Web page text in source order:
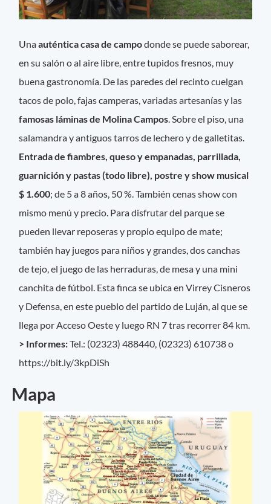
Unaauténtica casa de campodonde se puede saborear,
en su salón o al aire libre, entre tupidos fresnos, muy
buena gastronomía. De las paredes del recinto cuelgan
tacos de polo, fajas camperas, variadas artesanías y las
famosas láminas de Molina Campos . Sobre el piso, una
salamandra y antiguos tarros de lechero y de galletitas.
Entrada de fiambres, queso y empanadas, parrillada,
guarnición y pastas (todo libre), postre y show musical
$ 1.600; de 5 a 8 años, 50 %. También cenas show con
mismo menú y precio. Para disfrutar del parque se
pueden llevar reposeras y propio equipo de mate;
también hay juegos para niños y grandes, dos canchas
de tejo, el juego de las herraduras, de mesa y una mini
canchita de fútbol. Esta finca se ubica en Virrey Cisneros
y Defensa, en este pueblo del partido de Luján, al que se
llega por Acceso Oeste y luego RN 7 tras recorrer 84 km.
> Informes:Tel.: (02323) 488440, (02323) 610738 o
https://bit.ly/3kpDiSh
Mapa